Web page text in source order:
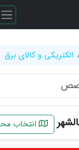
الکتریکی و کالای برق
انتخاب